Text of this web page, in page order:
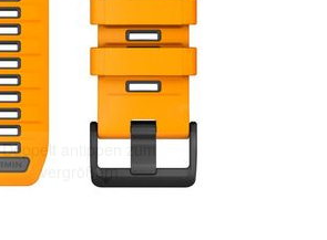
Doppelt antippen zum
vergrößern